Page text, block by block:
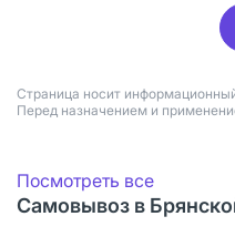
Страница носит
Перед назначением и
Посмотреть все
Самовывоз в